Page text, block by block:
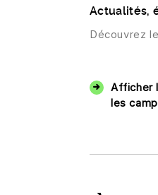
Actualités,
Découvrez
Afficher
les